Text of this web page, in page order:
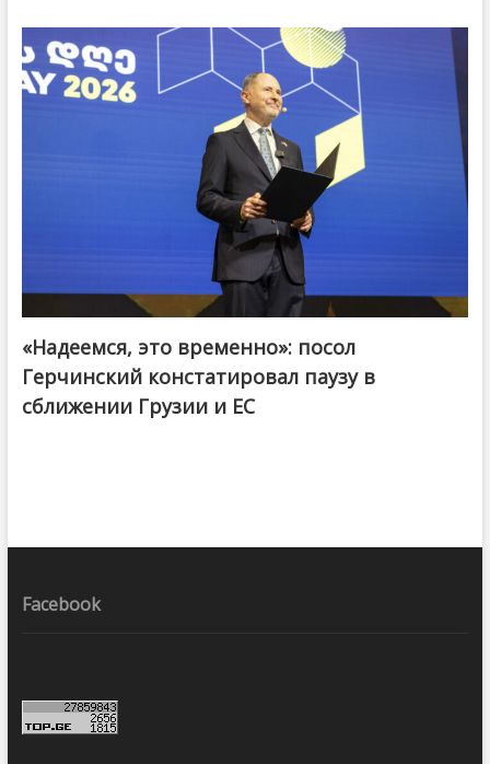
«Надеемся, это временно»: посол
Герчинский констатировал паузу в
сближении Грузии и ЕС
Facebook